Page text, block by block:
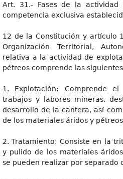
Art. 31.- Fases de la
competencia exclusiva
12 de la Constitución y artículo
Organización Territorial,
relativa a la actividad de
pétreos comprende las
1. Explotación: Comprende
trabajos y labores mineras,
desarrollo de la cantera, así
de los materiales áridos y
2. Tratamiento: Consiste en la
y pulido de los materiales
se pueden realizar por separado